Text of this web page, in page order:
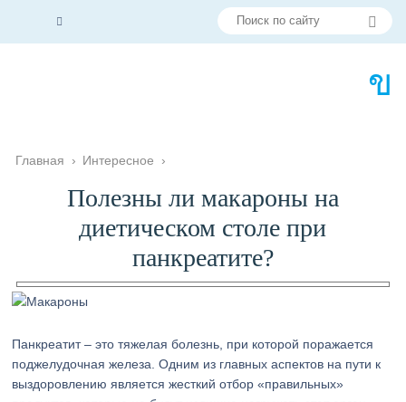
Главная › Интересное ›
Полезны ли макароны на
диетическом столе при
панкреатите?
Панкреатит – это тяжелая болезнь, при которой поражается
поджелудочная железа. Одним из главных аспектов на пути к
выздоровлению является жесткий отбор «правильных»